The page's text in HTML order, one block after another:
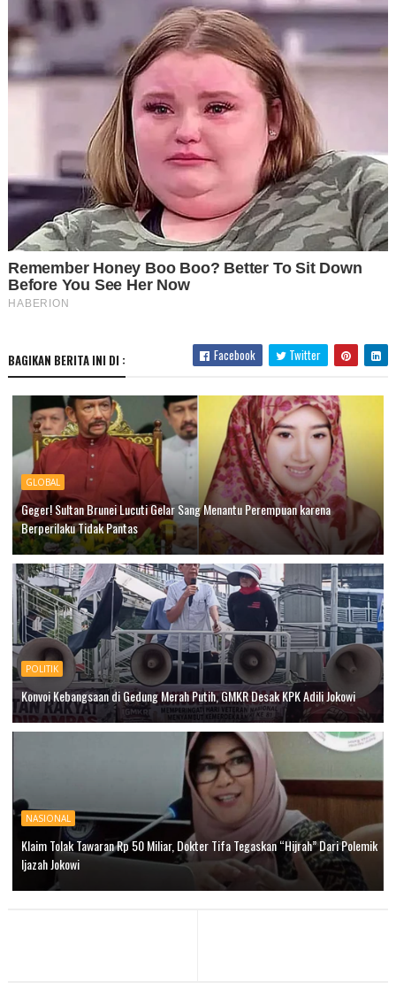
BAGIKAN BERITA INI DI : Facebook Twitter
GLOBAL
Geger! Sultan Brunei Lucuti Gelar Sang Menantu Perempuan karena
Berperilaku Tidak Pantas
POLITIK
Konvoi Kebangsaan di Gedung Merah Putih, GMKR Desak KPK Adili Jokowi
NASIONAL
Klaim Tolak Tawaran Rp 50 Miliar, Dokter Tifa Tegaskan “Hijrah” Dari Polemik
Ijazah Jokowi